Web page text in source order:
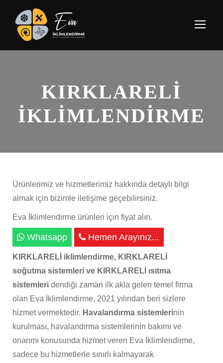
KIRKLARELİ
İKLİMLENDİRME
Ürünlerimiz ve hizmetlerimiz hakkında detaylı bilgi
almak için bizimle iletişime geçebilirsiniz.
Eva İklimlendirme ürünleri için fiyat alın.
Whatsapp Hemen Arayınız...
KIRKLARELİ iklimlendirme, KIRKLARELİ
soğutma sistemleri ve KIRKLARELİ ısıtma
sistemleri dendiği zaman ilk akla gelen temel firma
olan Eva İklimlendirme, 2021 yılından beri sizlere
hizmet vermektedir. Havalandırma sistemlerinin
kurulması, havalandırma sistemlerinin bakımı ve
onarımı konusunda hizmet veren Eva İklimlendirme,
sadece bu hizmetlerle sınırlı kalmayarak